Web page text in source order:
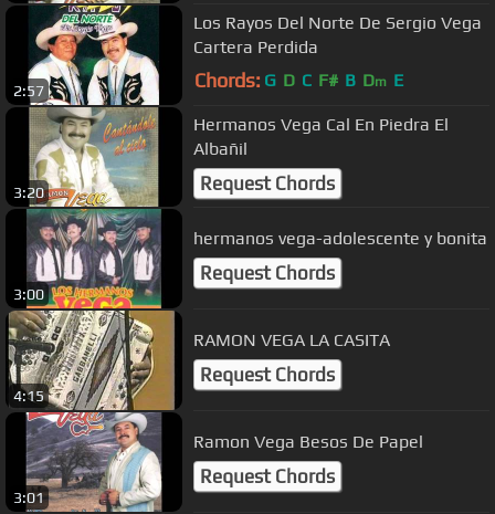
2:57
Los Rayos Del Norte De Sergio Vega
Cartera Perdida
Chords: G D C F# B Dm E
3:20
Hermanos Vega Cal En Piedra El
Albañil
Request Chords
3:00
hermanos vega-adolescente y bonita
Request Chords
4:15
RAMON VEGA LA CASITA
Request Chords
3:01
Ramon Vega Besos De Papel
Request Chords